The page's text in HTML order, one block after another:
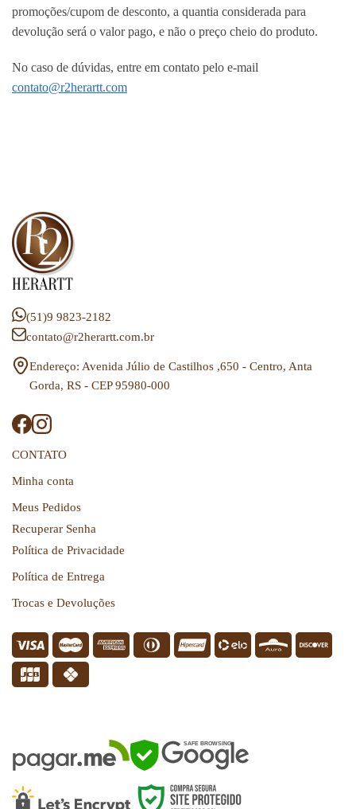
promoções/cupom de desconto, a quantia considerada para
devolução será o valor pago, e não o preço cheio do produto.
No caso de dúvidas, entre em contato pelo e-mail
contato@r2herartt.com
(51)9 9823-2182
contato@r2herartt.com.br
Endereço: Avenida Júlio de Castilhos ,650 - Centro, Anta
Gorda, RS - CEP 95980-000
CONTATO
Minha conta
Meus Pedidos
Recuperar Senha
Política de Privacidade
Política de Entrega
Trocas e Devoluções
SAFE BROWSING